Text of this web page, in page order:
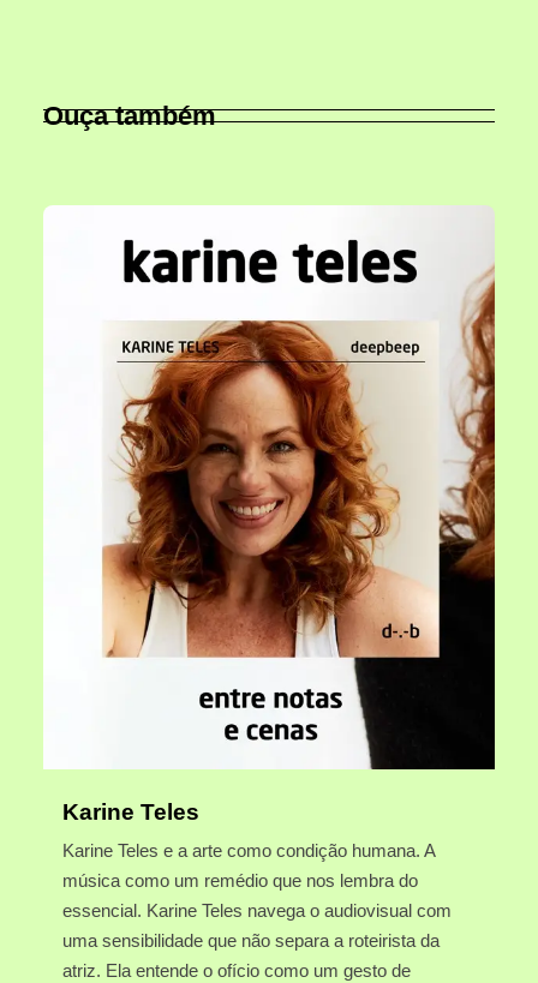
Ouça também
Karine Teles
Karine Teles e a arte como condição humana. A
música como um remédio que nos lembra do
essencial. Karine Teles navega o audiovisual com
uma sensibilidade que não separa a roteirista da
atriz. Ela entende o ofício como um gesto de